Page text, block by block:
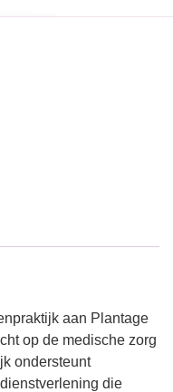
aan Plantage
op de medische zorg
ondersteunt
die